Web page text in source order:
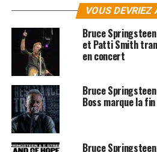
ses équipes.
LES ALBUMS DE BRUCE
DISPONIBLES SUR
SUJETS ASSOCIÉS:
PATTI SCIALFA
VOUS DEVRIEZ
Bruce
et Patti Smith
en concert
Bruce
Boss marque la
Bruce